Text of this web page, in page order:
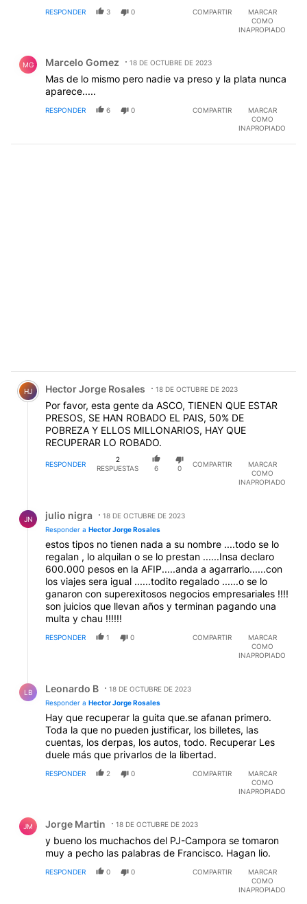
RESPONDER 3 0 COMPARTIR
MARCAR
COMO
INAPROPIADO
MG Marcelo Gomez 18 DE OCTUBRE DE 2023
Mas de lo mismo pero nadie va preso y la plata nunca
aparece.....
RESPONDER 6 0 COMPARTIR
MARCAR
COMO
INAPROPIADO
Comentario de Hector Jorge Rosales.
HJ Hector Jorge Rosales 18 DE OCTUBRE DE 2023
Por favor, esta gente da ASCO, TIENEN QUE ESTAR
PRESOS, SE HAN ROBADO EL PAIS, 50% DE
POBREZA Y ELLOS MILLONARIOS, HAY QUE
RECUPERAR LO ROBADO.
RESPONDER
2
RESPUESTAS
6 0
COMPARTIR
MARCAR
COMO
INAPROPIADO
JN julio nigra
18 DE OCTUBRE DE 2023
Responder a Hector Jorge Rosales
estos tipos no tienen nada a su nombre ....todo se lo
regalan , lo alquilan o se lo prestan ......Insa declaro
600.000 pesos en la AFIP.....anda a agarrarlo......con
los viajes sera igual ......todito regalado ......o se lo
ganaron con superexitosos negocios empresariales !!!!
son juicios que llevan años y terminan pagando una
multa y chau !!!!!!
RESPONDER 1 0 COMPARTIR
MARCAR
COMO
INAPROPIADO
LB Leonardo B
18 DE OCTUBRE DE 2023
Responder a Hector Jorge Rosales
Hay que recuperar la guita que.se afanan primero.
Toda la que no pueden justificar, los billetes, las
cuentas, los derpas, los autos, todo. Recuperar Les
duele más que privarlos de la libertad.
RESPONDER 2 0 COMPARTIR
MARCAR
COMO
INAPROPIADO
JM Jorge Martin 18 DE OCTUBRE DE 2023
y bueno los muchachos del PJ-Campora se tomaron
muy a pecho las palabras de Francisco. Hagan lio.
RESPONDER 0 0 COMPARTIR
MARCAR
COMO
INAPROPIADO